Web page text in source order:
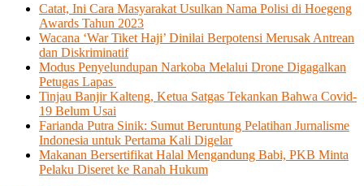
Catat, Ini Cara Masyarakat Usulkan Nama Polisi di Hoegeng
Awards Tahun 2023
Wacana ‘War Tiket Haji’ Dinilai Berpotensi Merusak Antrean
dan Diskriminatif
Modus Penyelundupan Narkoba Melalui Drone Digagalkan
Petugas Lapas
Tinjau Banjir Kalteng, Ketua Satgas Tekankan Bahwa Covid-
19 Belum Usai
Farianda Putra Sinik: Sumut Beruntung Pelatihan Jurnalisme
Indonesia untuk Pertama Kali Digelar
Makanan Bersertifikat Halal Mengandung Babi, PKB Minta
Pelaku Diseret ke Ranah Hukum